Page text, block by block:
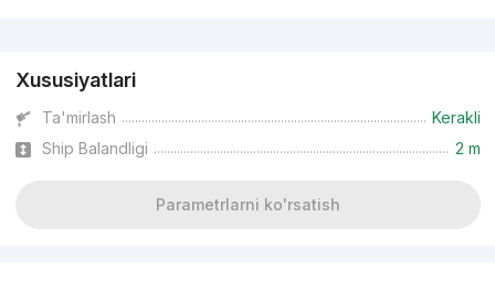
Xususiyatlari
Ta'mirlash
Kerakli
Ship Balandligi
2 m
Parametrlarni ko'rsatish